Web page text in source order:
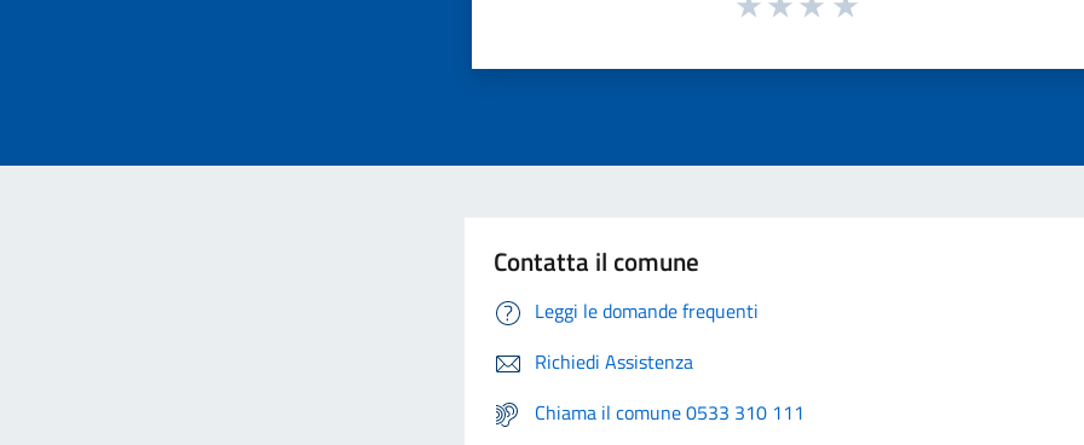
Contatta il comune
Leggi le domande frequenti
Richiedi Assistenza
Chiama il comune 0533 310 111